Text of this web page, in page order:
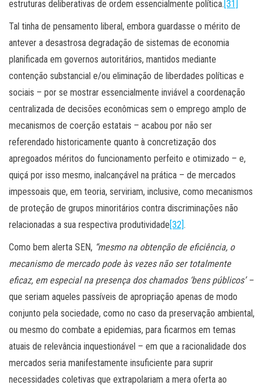
estruturas deliberativas de ordem essencialmente política.[31]
Tal tinha de pensamento liberal, embora guardasse o mérito de
antever a desastrosa degradação de sistemas de economia
planificada em governos autoritários, mantidos mediante
contenção substancial e/ou eliminação de liberdades políticas e
sociais – por se mostrar essencialmente inviável a coordenação
centralizada de decisões econômicas sem o emprego amplo de
mecanismos de coerção estatais – acabou por não ser
referendado historicamente quanto à concretização dos
apregoados méritos do funcionamento perfeito e otimizado – e,
quiçá por isso mesmo, inalcançável na prática – de mercados
impessoais que, em teoria, serviriam, inclusive, como mecanismos
de proteção de grupos minoritários contra discriminações não
relacionadas a sua respectiva produtividade[32].
Como bem alerta SEN, “mesmo na obtenção de eficiência, o
mecanismo de mercado pode às vezes não ser totalmente
eficaz, em especial na presença dos chamados ‘bens públicos’ –
que seriam aqueles passíveis de apropriação apenas de modo
conjunto pela sociedade, como no caso da preservação ambiental,
ou mesmo do combate a epidemias, para ficarmos em temas
atuais de relevância inquestionável – em que a racionalidade dos
mercados seria manifestamente insuficiente para suprir
necessidades coletivas que extrapolariam a mera oferta ao